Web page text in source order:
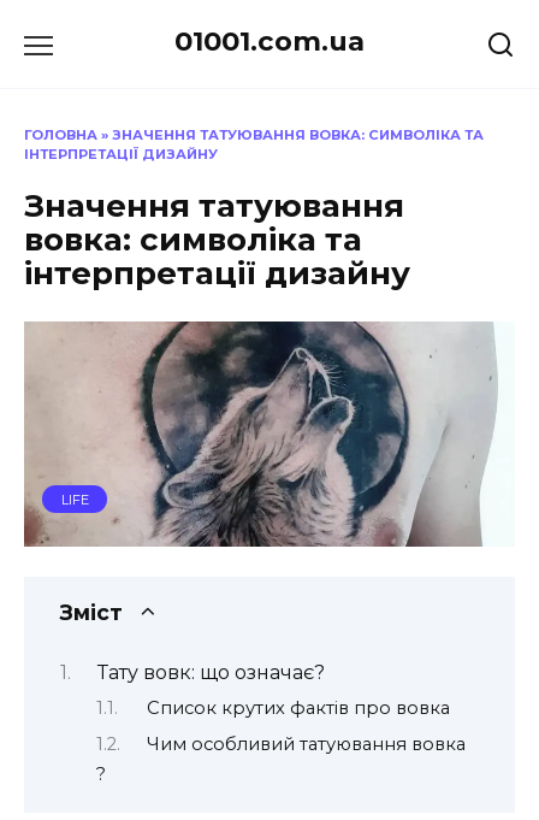
до
01001.com.ua
ГОЛОВНА » ЗНАЧЕННЯ ТАТУЮВАННЯ ВОВКА: СИМВОЛІКА ТА
ІНТЕРПРЕТАЦІЇ ДИЗАЙНУ
Значення татуювання
вовка: символіка та
інтерпретації дизайну
LIFE
Зміст
Тату вовк: що означає?
Список крутих фактів про вовка
Чим особливий татуювання вовка
?